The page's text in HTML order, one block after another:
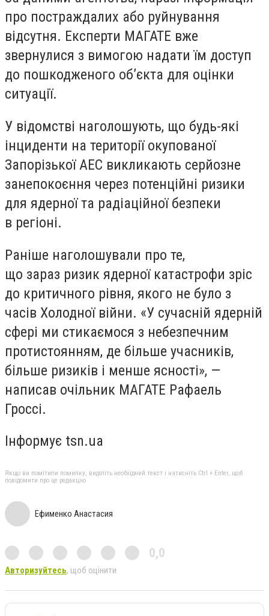
про постраждалих або руйнування
відсутня. Експерти МАГАТЕ вже
звернулися з вимогою надати їм доступ
до пошкодженого об’єкта для оцінки
ситуації.
У відомстві наголошують, що будь-які
інциденти на території окупованої
Запорізької АЕС викликають серйозне
занепокоєння через потенційні ризики
для ядерної та радіаційної безпеки
в регіоні.
Раніше наголошували про те,
що зараз ризик ядерної катастрофи зріс
до критичного рівня, якого не було з
часів Холодної війни. «У сучасній ядерній
сфері ми стикаємося з небезпечним
протистоянням, де більше учасників,
більше ризиків і менше ясності», —
написав очільник МАГАТЕ Рафаель
Гроссі.
Інформує tsn.ua
Якщо ви помітили помилку, виділіть необхідний текст і натисніть Ctrl + Enter, щоб
повідомити про це редакцію
Ефименко Анастасия
0,0
Авторизуйтесь, щоб оцінити